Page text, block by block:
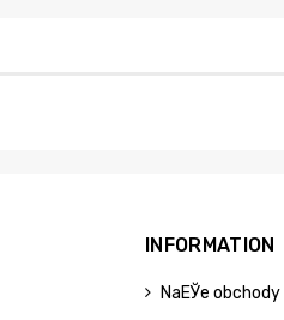
INFORMATION
NaЕЎe obchody